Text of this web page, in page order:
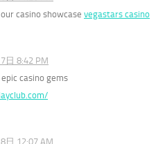
casino showcase vegastars casino
日 8:42 PM
casino gems
日 12:07 AM